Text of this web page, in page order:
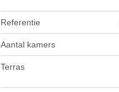
Referentie
Aantal kamers
Terras